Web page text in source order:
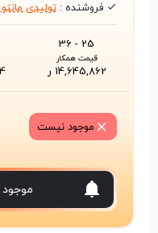
فروشنده :تولیدی
25 - 36
قیمت همکار
14,645,862 ر
موجود نیست